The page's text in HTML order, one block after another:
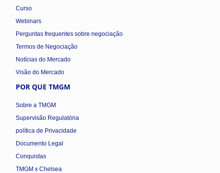
Curso
Webinars
Perguntas frequentes sobre negociação
Termos de Negociação
Notícias do Mercado
Visão do Mercado
POR QUE TMGM
Sobre a TMGM
Supervisão Regulatória
política de Privacidade
Documento Legal
Conquistas
TMGM x Chelsea